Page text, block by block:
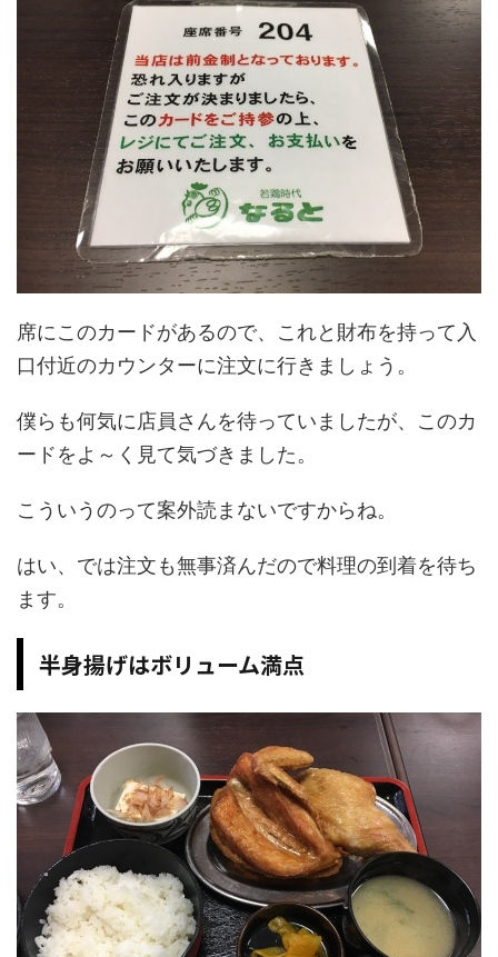
席にこのカードがあるので、これと財布を持って入
口付近のカウンターに注文に行きましょう。
僕らも何気に店員さんを待っていましたが、このカ
ードをよ～く見て気づきました。
こういうのって案外読まないですからね。
はい、では注文も無事済んだので料理の到着を待ち
ます。
半身揚げはボリューム満点